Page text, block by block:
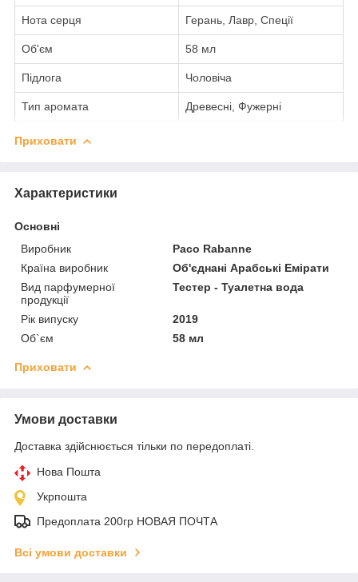
Нота серця Герань, Лавр, Спеції
Об'єм 58 мл
Підлога Чоловіча
Тип аромата Древесні, Фужерні
Приховати
Характеристики
Основні
Виробник
Paco Rabanne
Країна виробник
Об'єднані Арабські Емірати
Вид парфумерної
продукції
Тестер - Туалетна вода
Рік випуску
2019
Об`єм
58 мл
Приховати
Умови доставки
Доставка здійснюється тільки по передоплаті.
Нова Пошта
Укрпошта
Предоплата 200гр НОВАЯ ПОЧТА
Всі умови доставки